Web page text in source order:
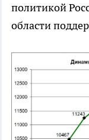
политикой
области